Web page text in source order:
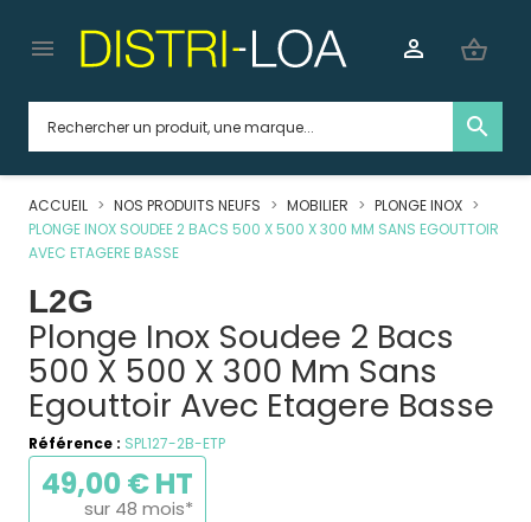
search
 shopping_basket

ACCUEIL NOS PRODUITS NEUFS MOBILIER
PLONGE INOX
PLONGE INOX SOUDEE 2 BACS 500 X 500 X 300 MM SANS EGOUTTOIR
AVEC ETAGERE BASSE
L2G
Plonge Inox Soudee 2 Bacs
500 X 500 X 300 Mm Sans
Egouttoir Avec Etagere Basse
Référence : SPL127-2B-ETP
49,00 € HT
sur 48 mois*